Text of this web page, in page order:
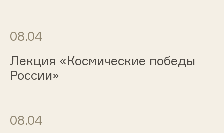
08.04
Лекция «Космические победы
России»
08.04